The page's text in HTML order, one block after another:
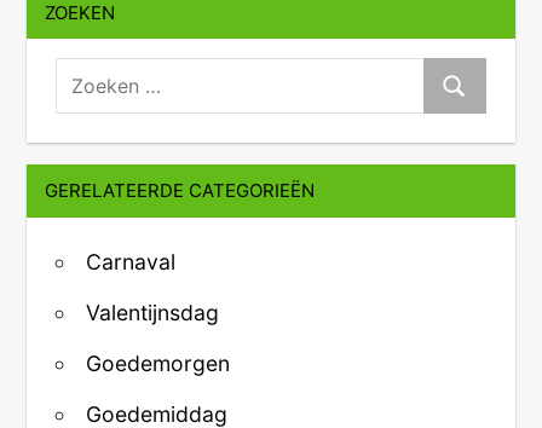
ZOEKEN
zoeken:
Zoeken
GERELATEERDE CATEGORIEËN
Carnaval
Valentijnsdag
Goedemorgen
Goedemiddag